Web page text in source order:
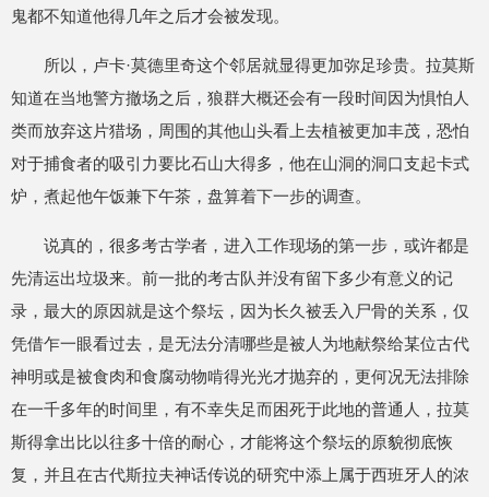
鬼都不知道他得几年之后才会被发现。
所以，卢卡·莫德里奇这个邻居就显得更加弥足珍贵。拉莫斯
知道在当地警方撤场之后，狼群大概还会有一段时间因为惧怕人
类而放弃这片猎场，周围的其他山头看上去植被更加丰茂，恐怕
对于捕食者的吸引力要比石山大得多，他在山洞的洞口支起卡式
炉，煮起他午饭兼下午茶，盘算着下一步的调查。
说真的，很多考古学者，进入工作现场的第一步，或许都是
先清运出垃圾来。前一批的考古队并没有留下多少有意义的记
录，最大的原因就是这个祭坛，因为长久被丢入尸骨的关系，仅
凭借乍一眼看过去，是无法分清哪些是被人为地献祭给某位古代
神明或是被食肉和食腐动物啃得光光才抛弃的，更何况无法排除
在一千多年的时间里，有不幸失足而困死于此地的普通人，拉莫
斯得拿出比以往多十倍的耐心，才能将这个祭坛的原貌彻底恢
复，并且在古代斯拉夫神话传说的研究中添上属于西班牙人的浓